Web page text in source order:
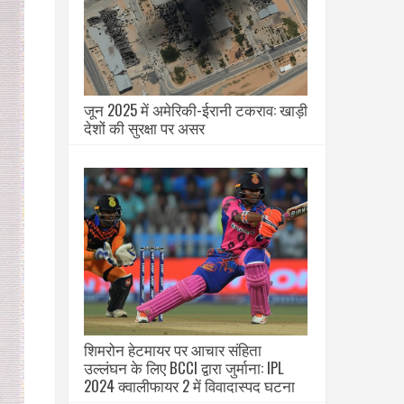
जून 2025 में अमेरिकी-ईरानी टकराव: खाड़ी
देशों की सुरक्षा पर असर
शिमरोन हेटमायर पर आचार संहिता
उल्लंघन के लिए BCCI द्वारा जुर्माना: IPL
2024 क्वालीफायर 2 में विवादास्पद घटना